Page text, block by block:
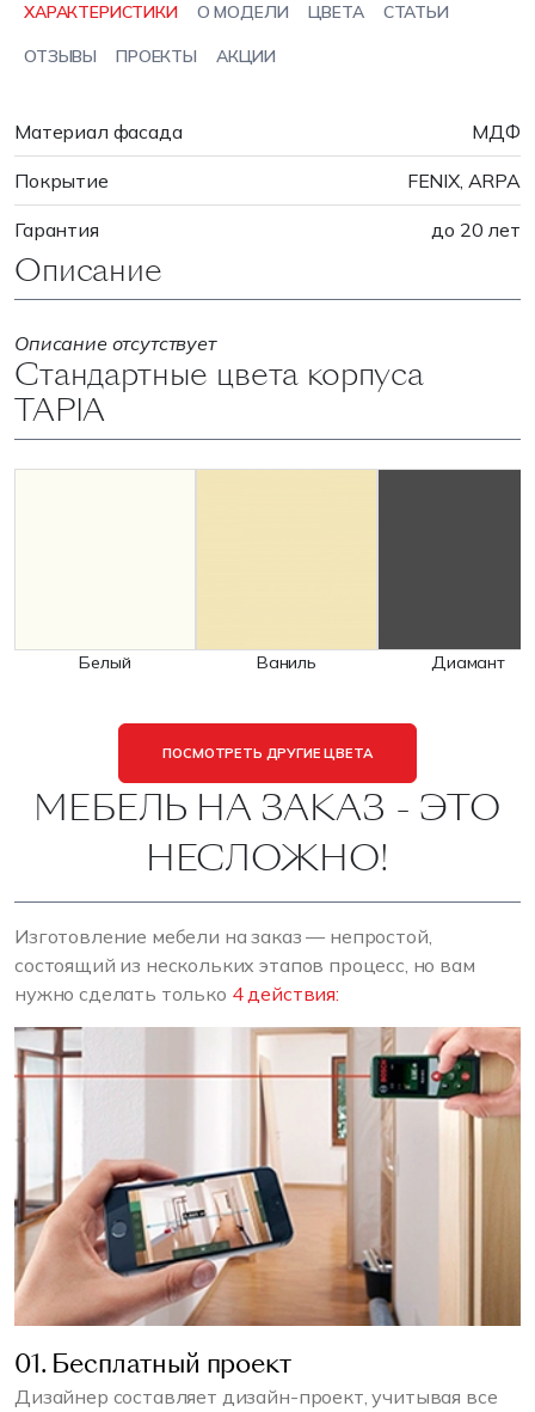
ХАРАКТЕРИСТИКИ О МОДЕЛИ ЦВЕТА СТАТЬИ
ОТЗЫВЫ ПРОЕКТЫ АКЦИИ
Материал фасада МДФ
Покрытие FENIX, ARPA
Гарантия до 20 лет
Описание
Описание отсутствует
Стандартные цвета корпуса
TAPIA
Белый Ваниль Диамант
ПОСМОТРЕТЬ ДРУГИЕ ЦВЕТА
МЕБЕЛЬ НА ЗАКАЗ - ЭТО
НЕСЛОЖНО!
Изготовление мебели на заказ — непростой,
состоящий из нескольких этапов процесс, но вам
нужно сделать только 4 действия:
01. Бесплатный проект
Дизайнер составляет дизайн-проект, учитывая все